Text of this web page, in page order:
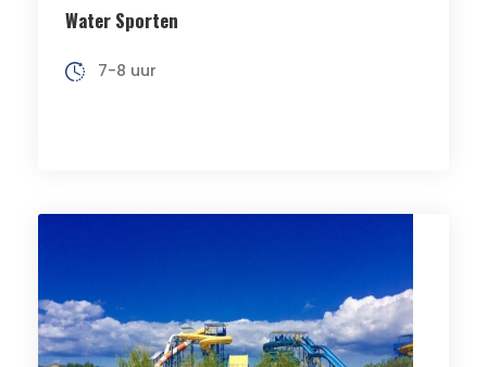
Water Sporten
7-8 uur